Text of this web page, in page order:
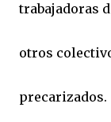
trabajadoras
otros
precarizados.